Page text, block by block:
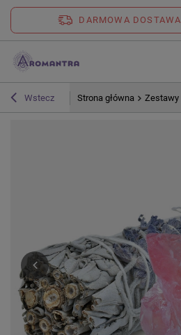
DARMOWA DOSTAWA
Wstecz Strona główna Zestawy